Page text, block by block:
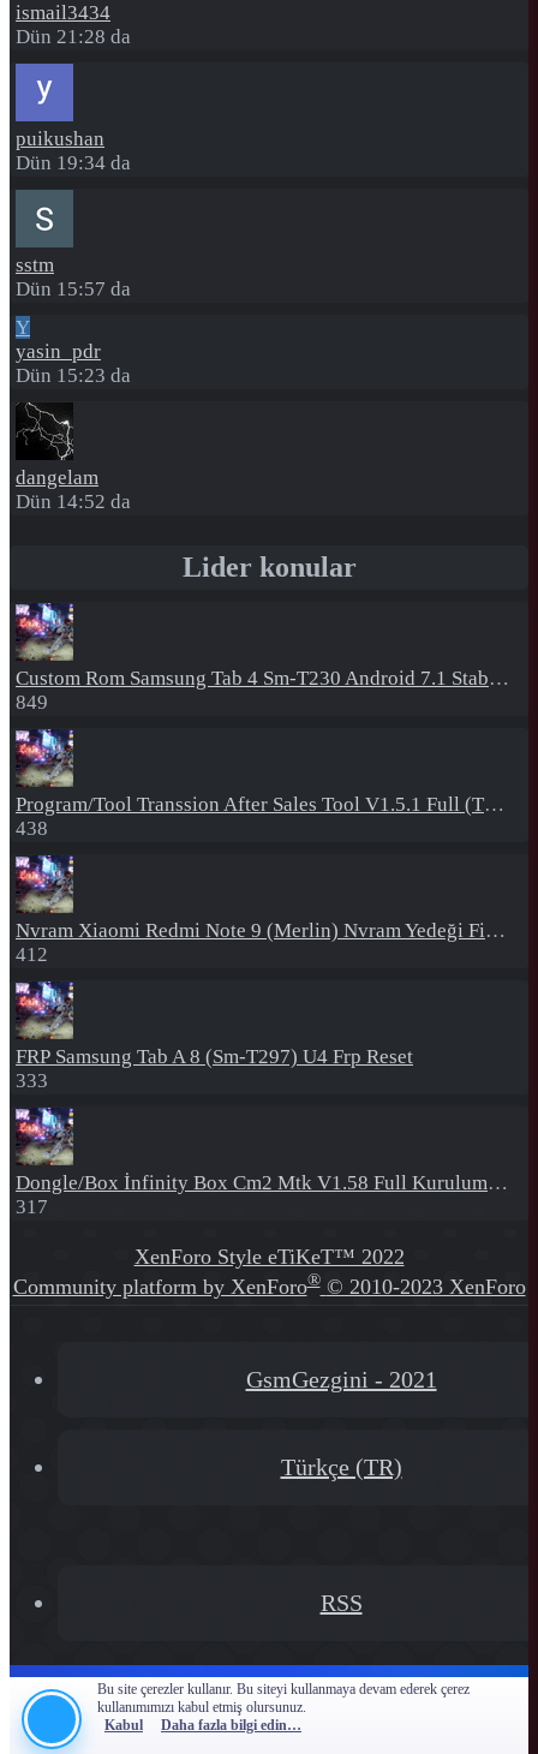
ismail3434
Dün 21:28 da
puikushan
Dün 19:34 da
sstm
Dün 15:57 da
Y
yasin_pdr
Dün 15:23 da
dangelam
Dün 14:52 da
Lider konular
Custom Rom Samsung Tab 4 Sm-T230 Android 7.1 Stabil Eba Destekli Yazılım
849
Program/Tool Transsion After Sales Tool V1.5.1 Full (Tüm Mtk Işlemcili Cihazları Meta Moda Alma)
438
Nvram Xiaomi Redmi Note 9 (Merlin) Nvram Yedeği Fix Nv By Dft Pro
412
FRP Samsung Tab A 8 (Sm-T297) U4 Frp Reset
333
Dongle/Box İnfinity Box Cm2 Mtk V1.58 Full Kurulum+Crack
317
XenForo Style eTiKeT™ 2022
Community platform by XenForo® © 2010-2023 XenForo
GsmGezgini - 2021
Türkçe (TR)
RSS
Bu site çerezler kullanır. Bu siteyi kullanmaya devam ederek çerez
kullanımımızı kabul etmiş olursunuz.
Kabul
Daha fazla bilgi edin…